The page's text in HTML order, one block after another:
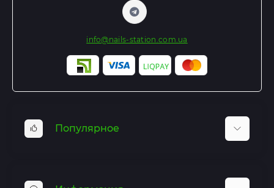
info@nails-station.com.ua
Популярное
Гель лаки